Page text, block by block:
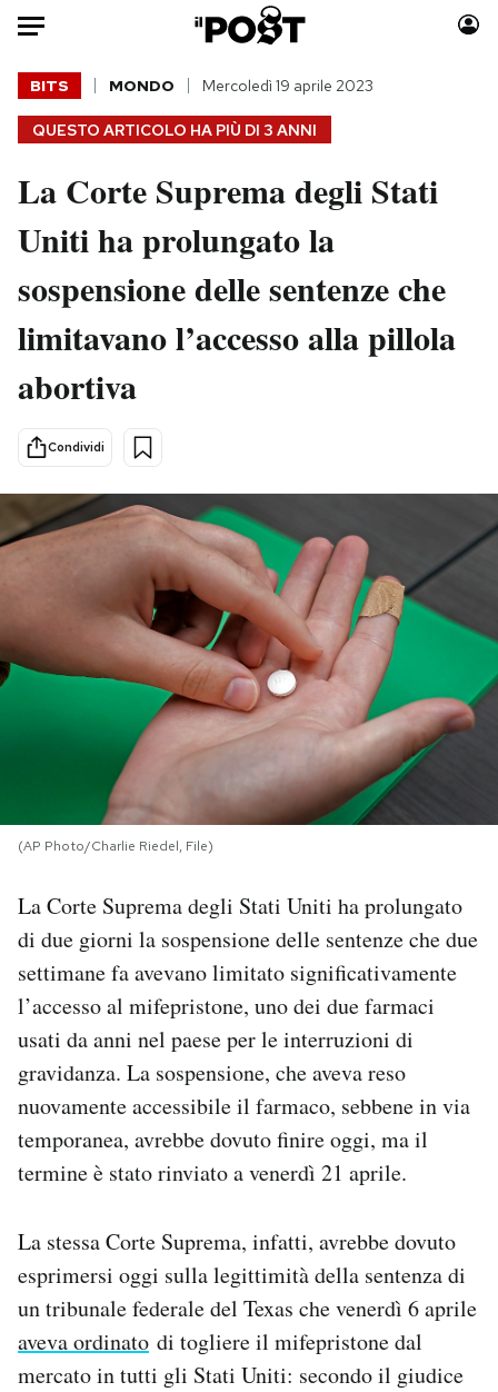
Auto
HOME
Italia
Politica
Tecnologia
Internet
Scienza
Cultura
Sport
Moda
Consumismi
Storie/Idee
Media
PODCAST
NEWSLETTER
I MIEI PREFERITI
AREA PERSONALE
Area Personale
Newsletter
Notifiche mobile
Regala il Post
Hai bisogno di aiuto?
Esci
QUESTO ARTICOLO HA PIÙ DI 3 ANNI
BITS MONDO Mercoledì 19 aprile 2023
La Corte Suprema degli Stati
Uniti ha prolungato la
sospensione delle sentenze che
limitavano l’accesso alla pillola
abortiva
Condividi
(AP Photo/Charlie Riedel, File)
La Corte Suprema degli Stati Uniti ha prolungato
di due giorni la sospensione delle sentenze che due
settimane fa avevano limitato significativamente
l’accesso al mifepristone, uno dei due farmaci
usati da anni nel paese per le interruzioni di
gravidanza. La sospensione, che aveva reso
nuovamente accessibile il farmaco, sebbene in via
temporanea, avrebbe dovuto finire oggi, ma il
termine è stato rinviato a venerdì 21 aprile.
La stessa Corte Suprema, infatti, avrebbe dovuto
esprimersi oggi sulla legittimità della sentenza di
un tribunale federale del Texas che venerdì 6 aprile
aveva ordinato di togliere il mifepristone dal
mercato in tutti gli Stati Uniti: secondo il giudice